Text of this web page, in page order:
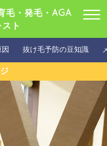
毛・発毛・AGA
ト
抜け毛予防の豆知識